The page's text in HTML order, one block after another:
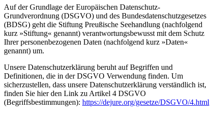
Auf der Grundlage der Europäischen Datenschutz-
Grundverordnung (DSGVO) und des Bundesdatenschutzgesetzes
(BDSG) geht die Stiftung Preußische Seehandlung (nachfolgend
kurz »Stiftung« genannt) verantwortungsbewusst mit dem Schutz
Ihrer personenbezogenen Daten (nachfolgend kurz »Daten«
genannt) um.
Unsere Datenschutzerklärung beruht auf Begriffen und
Definitionen, die in der DSGVO Verwendung finden. Um
sicherzustellen, dass unsere Datenschutzerklärung verständlich ist,
finden Sie hier den Link zu Artikel 4 DSGVO
(Begriffsbestimmungen): https://dejure.org/gesetze/DSGVO/4.html